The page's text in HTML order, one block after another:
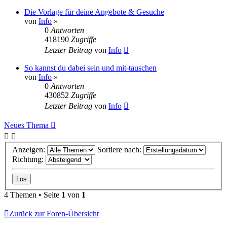
Die Vorlage für deine Angebote & Gesuche
von Info »
0 Antworten
418190 Zugriffe
Letzter Beitrag von Info
So kannst du dabei sein und mit-tauschen
von Info »
0 Antworten
430852 Zugriffe
Letzter Beitrag von Info
Neues Thema
Anzeigen:
Sortiere nach:
Richtung:
4 Themen • Seite 1 von 1
Zurück zur Foren-Übersicht